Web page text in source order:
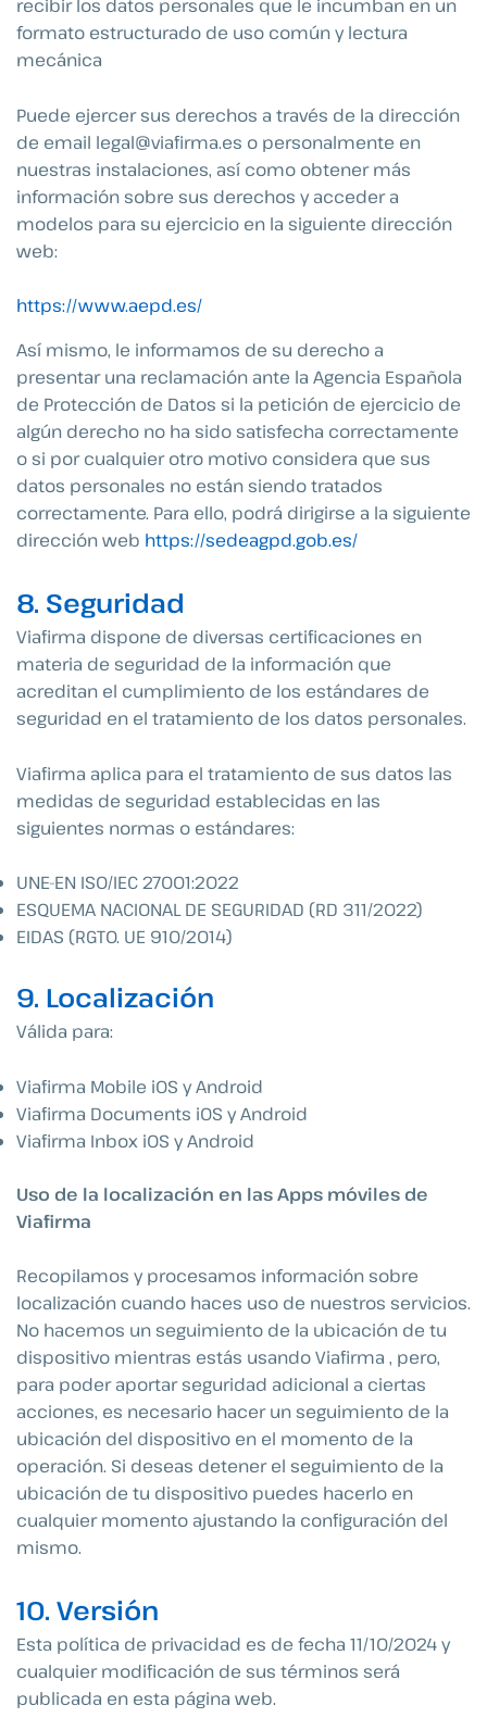
recibir los datos personales que le incumban en un
formato estructurado de uso común y lectura
mecánica
Puede ejercer sus derechos a través de la dirección
de email legal@viafirma.es o personalmente en
nuestras instalaciones, así como obtener más
información sobre sus derechos y acceder a
modelos para su ejercicio en la siguiente dirección
web:
https://www.aepd.es/
Así mismo, le informamos de su derecho a
presentar una reclamación ante la Agencia Española
de Protección de Datos si la petición de ejercicio de
algún derecho no ha sido satisfecha correctamente
o si por cualquier otro motivo considera que sus
datos personales no están siendo tratados
correctamente. Para ello, podrá dirigirse a la siguiente
dirección web https://sedeagpd.gob.es/
8. Seguridad
Viafirma dispone de diversas certificaciones en
materia de seguridad de la información que
acreditan el cumplimiento de los estándares de
seguridad en el tratamiento de los datos personales.
Viafirma aplica para el tratamiento de sus datos las
medidas de seguridad establecidas en las
siguientes normas o estándares:
UNE-EN ISO/IEC 27001:2022
ESQUEMA NACIONAL DE SEGURIDAD (RD 311/2022)
EIDAS (RGTO. UE 910/2014)
9. Localización
Válida para:
Viafirma Mobile iOS y Android
Viafirma Documents iOS y Android
Viafirma Inbox iOS y Android
Uso de la localización en las Apps móviles de
Viafirma
Recopilamos y procesamos información sobre
localización cuando haces uso de nuestros servicios.
No hacemos un seguimiento de la ubicación de tu
dispositivo mientras estás usando Viafirma , pero,
para poder aportar seguridad adicional a ciertas
acciones, es necesario hacer un seguimiento de la
ubicación del dispositivo en el momento de la
operación. Si deseas detener el seguimiento de la
ubicación de tu dispositivo puedes hacerlo en
cualquier momento ajustando la configuración del
mismo.
10. Versión
Esta política de privacidad es de fecha 11/10/2024 y
cualquier modificación de sus términos será
publicada en esta página web.